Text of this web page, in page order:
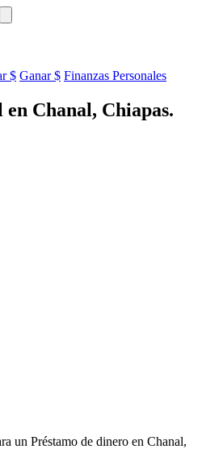
$ Ganar $ Finanzas Personales
Chanal, Chiapas.
un Préstamo de dinero en Chanal,